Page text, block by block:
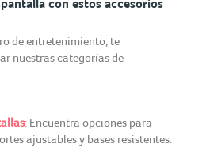
con estos accesorios
de entretenimiento, te
nuestras categorías de
: Encuentra opciones para
ajustables y bases resistentes.